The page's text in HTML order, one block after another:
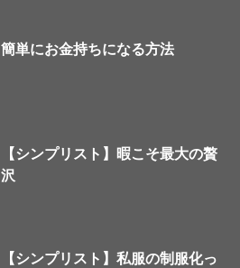
簡単にお金持ちになる方法
【シンプリスト】暇こそ最大の贅
沢
【シンプリスト】私服の制服化っ